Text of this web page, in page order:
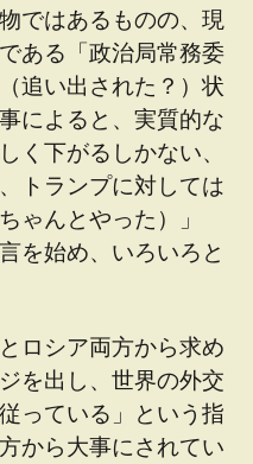
ではあるものの、現
ある「政治局常務委
追い出された？）状
によると、実質的な
く下がるしかない、
トランプに対しては
ゃんとやった）」
を始め、いろいろと
ロシア両方から求め
を出し、世界の外交
っている」という指
から大事にされてい